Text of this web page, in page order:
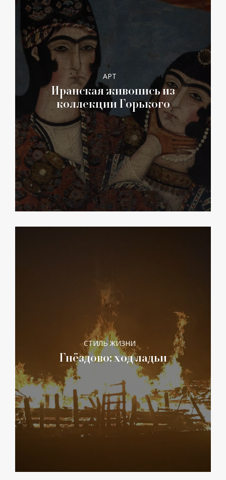
АРТ
Иранская живопись из
коллекции Горького
СТИЛЬ ЖИЗНИ
Гнёздово: ход ладьи